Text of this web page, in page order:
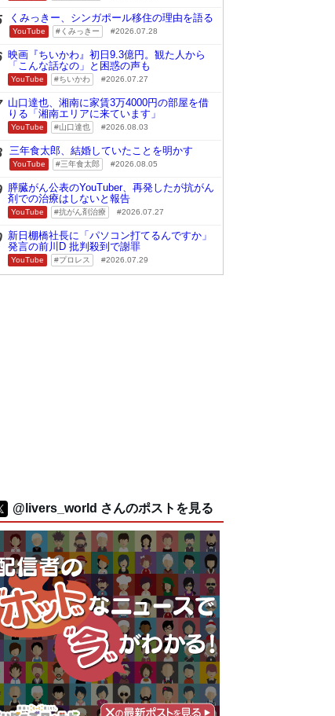
くみっきー、シンガポール移住の理由を語る
YouTube くみっきー 2026.07.28
映画『ちいかわ』初日9.3億円。観た人から
「こんな話なの」と困惑の声も
YouTube ちいかわ 2026.07.27
山口達也、湘南に家賃3万4000円の部屋を借
りる「湘南エリアに来ています」
YouTube 山口達也 2026.08.03
三年食太郎、結婚していたことを明かす
YouTube 三年食太郎 2026.08.05
膵臓がん公表のYouTuber、再発したが抗がん
剤での治療はしないと報告
YouTube 抗がん剤治療 2026.07.27
新日棚橋社長に「パソコン打てるんですか」
発言の前川D 批判殺到で謝罪
YouTube プロレス 2026.07.29
@livers_world さんのポストを見る